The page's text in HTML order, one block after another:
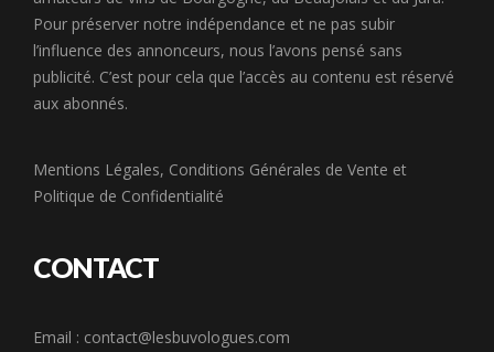
Pour préserver notre indépendance et ne pas subir
l’influence des annonceurs, nous l’avons pensé sans
publicité. C’est pour cela que l’accès au contenu est réservé
aux abonnés.
Mentions Légales, Conditions Générales de Vente et
Politique de Confidentialité
CONTACT
Email : contact@lesbuvologues.com